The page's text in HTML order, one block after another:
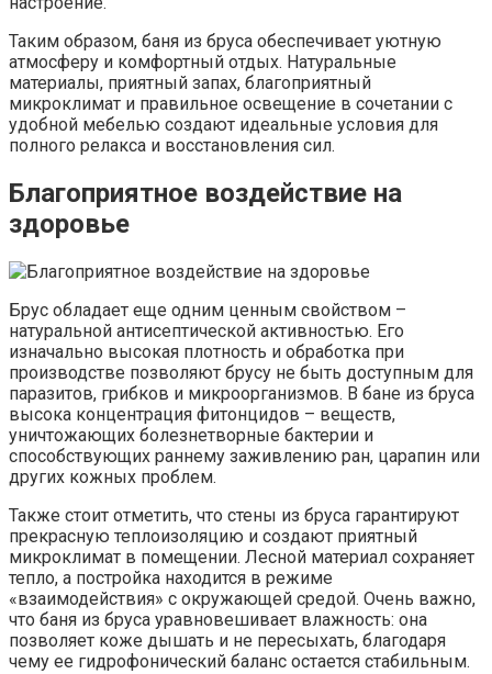
Таким образом, баня из бруса обеспечивает уютную
атмосферу и комфортный отдых. Натуральные
материалы, приятный запах, благоприятный
микроклимат и правильное освещение в сочетании с
удобной мебелью создают идеальные условия для
полного релакса и восстановления сил.
Благоприятное воздействие на
здоровье
Брус обладает еще одним ценным свойством –
натуральной антисептической активностью. Его
изначально высокая плотность и обработка при
производстве позволяют брусу не быть доступным для
паразитов, грибков и микроорганизмов. В бане из бруса
высока концентрация фитонцидов – веществ,
уничтожающих болезнетворные бактерии и
способствующих раннему заживлению ран, царапин или
других кожных проблем.
Также стоит отметить, что стены из бруса гарантируют
прекрасную теплоизоляцию и создают приятный
микроклимат в помещении. Лесной материал сохраняет
тепло, а постройка находится в режиме
«взаимодействия» с окружающей средой. Очень важно,
что баня из бруса уравновешивает влажность: она
позволяет коже дышать и не пересыхать, благодаря
чему ее гидрофонический баланс остается стабильным.